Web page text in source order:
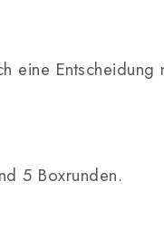
eine
5 Boxrunden.